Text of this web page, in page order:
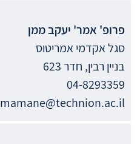
פרופ' אמר' יעקבממן
סגל אקדמי אמריטוס
בניין רבין, חדר 623
04-8293359
mamane@technion.ac.il